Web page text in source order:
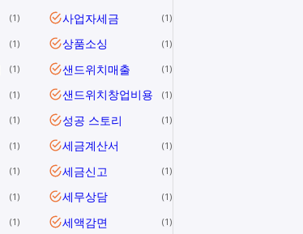
1 사업자세금 1
1 상품소싱 1
1 샌드위치매출 1
1 샌드위치창업비용 1
1 성공 스토리 1
1 세금계산서 1
1 세금신고 1
1 세무상담 1
1 세액감면 1